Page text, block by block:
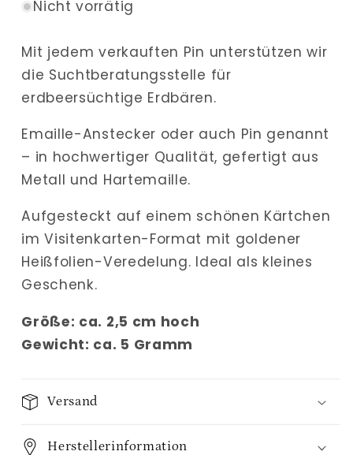
Nicht vorrätig
Mit jedem verkauften Pin unterstützen wir
die Suchtberatungsstelle für
erdbeersüchtige Erdbären.
Emaille-Anstecker oder auch Pin genannt
– in hochwertiger Qualität, gefertigt aus
Metall und Hartemaille.
Aufgesteckt auf einem schönen Kärtchen
im Visitenkarten-Format mit goldener
Heißfolien-Veredelung. Ideal als kleines
Geschenk.
Größe: ca. 2,5 cm hoch
Gewicht: ca. 5 Gramm
Versand
Herstellerinformation